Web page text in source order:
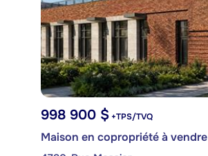
998 900 $ +TPS/TVQ
Maison en copropriété à vendre